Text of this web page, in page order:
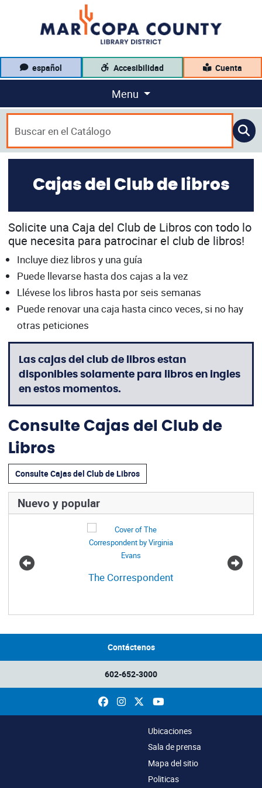
español Accesibilidad Cuenta
Menu
Cajas del Club de libros
Solicite una Caja del Club de Libros con todo lo
que necesita para patrocinar el club de libros!
Incluye diez libros y una guía
Puede llevarse hasta dos cajas a la vez
Llévese los libros hasta por seis semanas
Puede renovar una caja hasta cinco veces, si no hay
otras peticiones
Las cajas del club de libros estan
disponibles solamente para libros en ingles
en estos momentos.
Consulte Cajas del Club de
Libros
Consulte Cajas del Club de Libros
Nuevo y popular
The Correspondent
Contáctenos
602-652-3000
Facebook
InstagramYouTube
Ubicaciones
Sala de prensa
Mapa del sitio
Politicas